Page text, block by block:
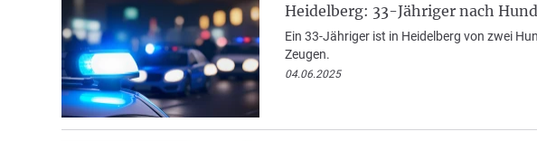
Heidelberg: 33-Jähriger nach
Ein 33-Jähriger ist in Heidelberg von zwei
Zeugen.
04.06.2025